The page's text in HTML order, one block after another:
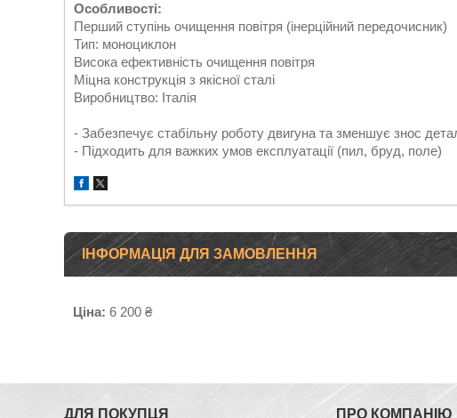
Особливості:
Перший ступінь очищення повітря (інерційний передочисник)
Тип: моноциклон
Висока ефективність очищення повітря
Міцна конструкція з якісної сталі
Виробництво: Італія
- Забезпечує стабільну роботу двигуна та зменшує знос
- Підходить для важких умов експлуатації (пил, бруд, поле)
ІНФОРМАЦІЯ ДЛЯ ЗАМОВЛЕННЯ
Ціна: 6 200 ₴
ДЛЯ ПОКУПЦЯ ПРО КОМПАНІЮ